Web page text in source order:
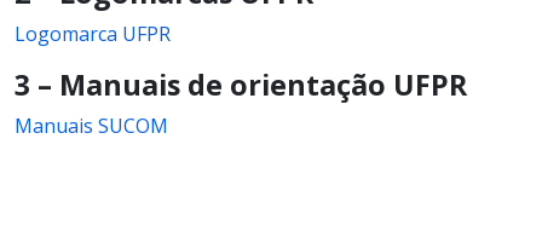
Logomarca UFPR
3 – Manuais de orientação UFPR
Manuais SUCOM